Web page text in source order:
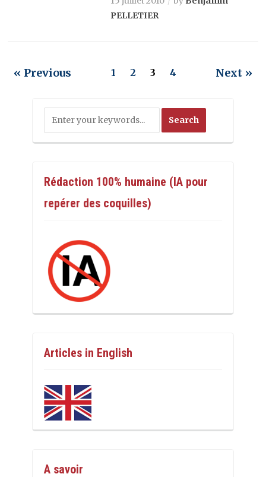
PELLETIER
« Previous 1 2 3 4 Next »
Rédaction 100% humaine (IA pour
repérer des coquilles)
Articles in English
A savoir